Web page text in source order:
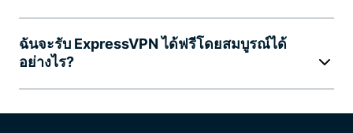
ฉันจะรับ ExpressVPN ได้ฟรีโดยสมบูรณ์ได้
อย่างไร?